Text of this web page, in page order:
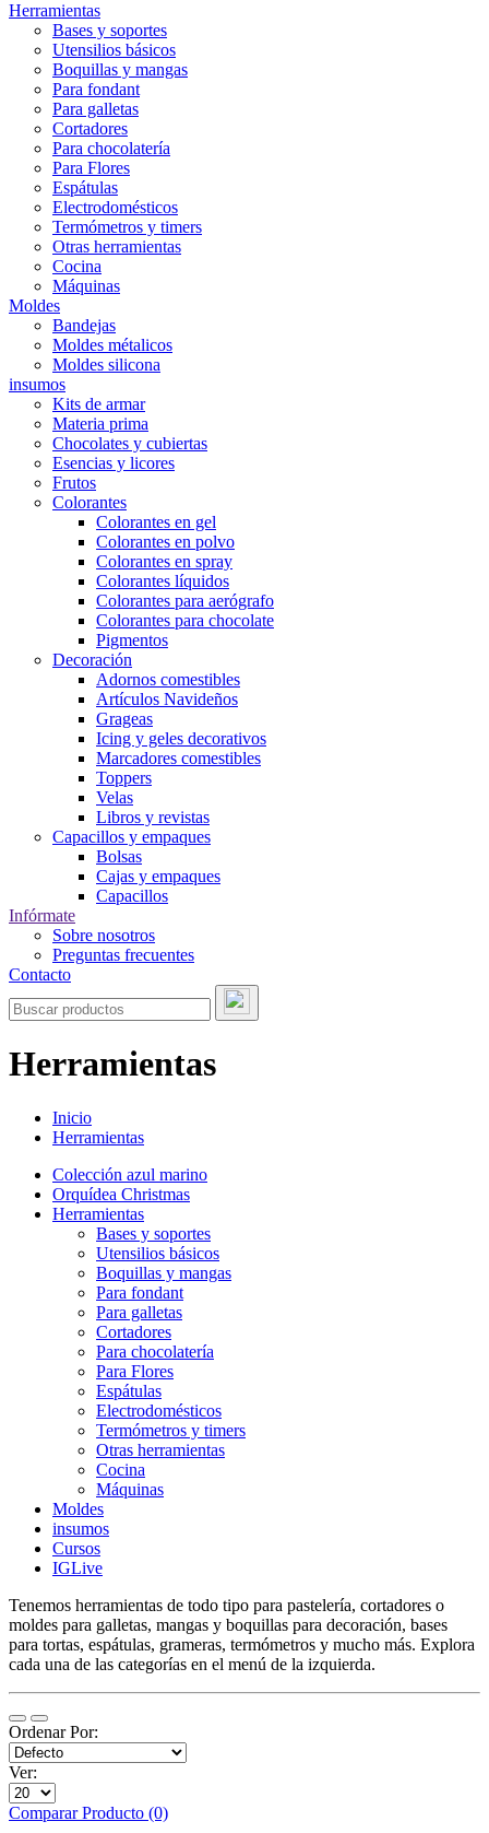
Herramientas
Bases y soportes
Utensilios básicos
Boquillas y mangas
Para fondant
Para galletas
Cortadores
Para chocolatería
Para Flores
Espátulas
Electrodomésticos
Termómetros y timers
Otras herramientas
Cocina
Máquinas
Moldes
Bandejas
Moldes métalicos
Moldes silicona
insumos
Kits de armar
Materia prima
Chocolates y cubiertas
Esencias y licores
Frutos
Colorantes
Colorantes en gel
Colorantes en polvo
Colorantes en spray
Colorantes líquidos
Colorantes para aerógrafo
Colorantes para chocolate
Pigmentos
Decoración
Adornos comestibles
Artículos Navideños
Grageas
Icing y geles decorativos
Marcadores comestibles
Toppers
Velas
Libros y revistas
Capacillos y empaques
Bolsas
Cajas y empaques
Capacillos
Infórmate
Sobre nosotros
Preguntas frecuentes
Contacto
Herramientas
Inicio
Herramientas
Colección azul marino
Orquídea Christmas
Herramientas
Bases y soportes
Utensilios básicos
Boquillas y mangas
Para fondant
Para galletas
Cortadores
Para chocolatería
Para Flores
Espátulas
Electrodomésticos
Termómetros y timers
Otras herramientas
Cocina
Máquinas
Moldes
insumos
Cursos
IGLive
Tenemos herramientas de todo tipo para pastelería, cortadores o
moldes para galletas, mangas y boquillas para decoración, bases
para tortas, espátulas, grameras, termómetros y mucho más. Explora
cada una de las categorías en el menú de la izquierda.
Ordenar Por:
Ver:
Comparar Producto (0)